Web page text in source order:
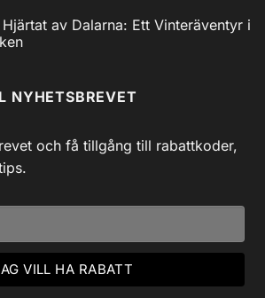
av Dalarna: Ett Vinteräventyr i
NYHETSBREVET
och få tillgång till rabattkoder,